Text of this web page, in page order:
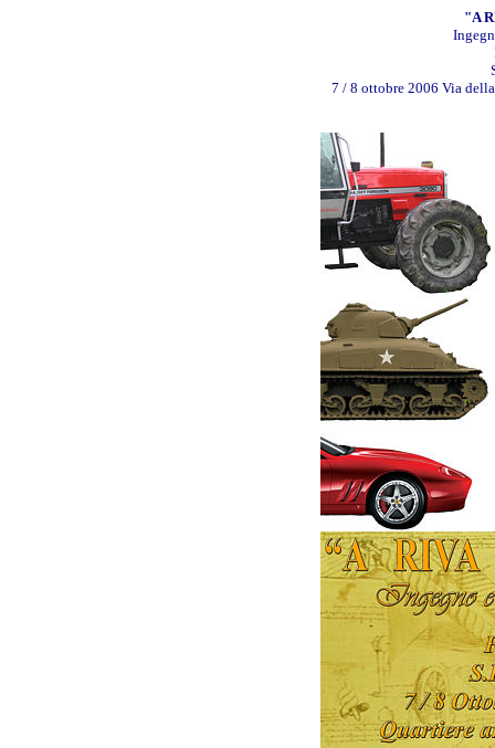
"A
7 / 8 ottobre 2006 Via